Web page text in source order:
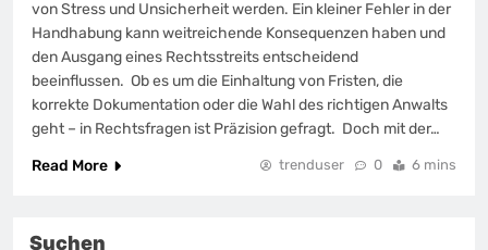
von Stress und Unsicherheit werden. Ein kleiner Fehler in der
Handhabung kann weitreichende Konsequenzen haben und
den Ausgang eines Rechtsstreits entscheidend
beeinflussen. Ob es um die Einhaltung von Fristen, die
korrekte Dokumentation oder die Wahl des richtigen Anwalts
geht – in Rechtsfragen ist Präzision gefragt. Doch mit der…
Read More
trenduser 0 6 mins
Suchen